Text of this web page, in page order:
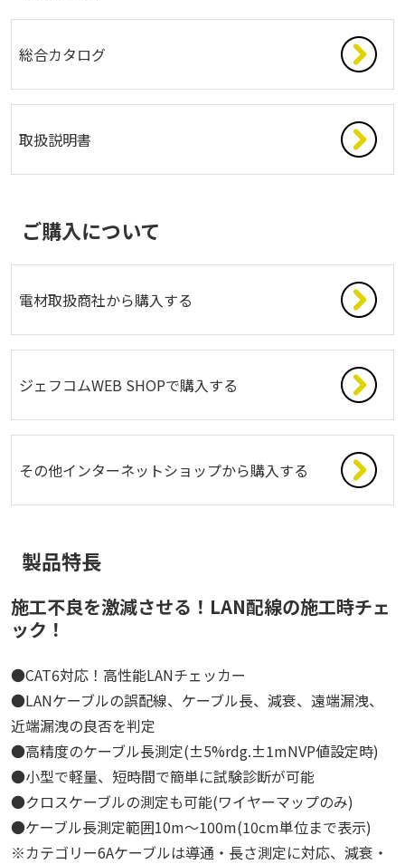
総合カタログ
取扱説明書
ご購入について
電材取扱商社から購入する
ジェフコムWEB SHOPで購入する
その他インターネットショップから購入する
製品特長
施工不良を激減させる！LAN配線の施工時チェ
ック！
●CAT6対応！高性能LANチェッカー
●LANケーブルの誤配線、ケーブル長、減衰、遠端漏洩、
近端漏洩の良否を判定
●高精度のケーブル長測定(±5%rdg.±1mNVP値設定時)
●小型で軽量、短時間で簡単に試験診断が可能
●クロスケーブルの測定も可能(ワイヤーマップのみ)
●ケーブル長測定範囲10m～100m(10cm単位まで表示)
※カテゴリー6Aケーブルは導通・長さ測定に対応、減衰・